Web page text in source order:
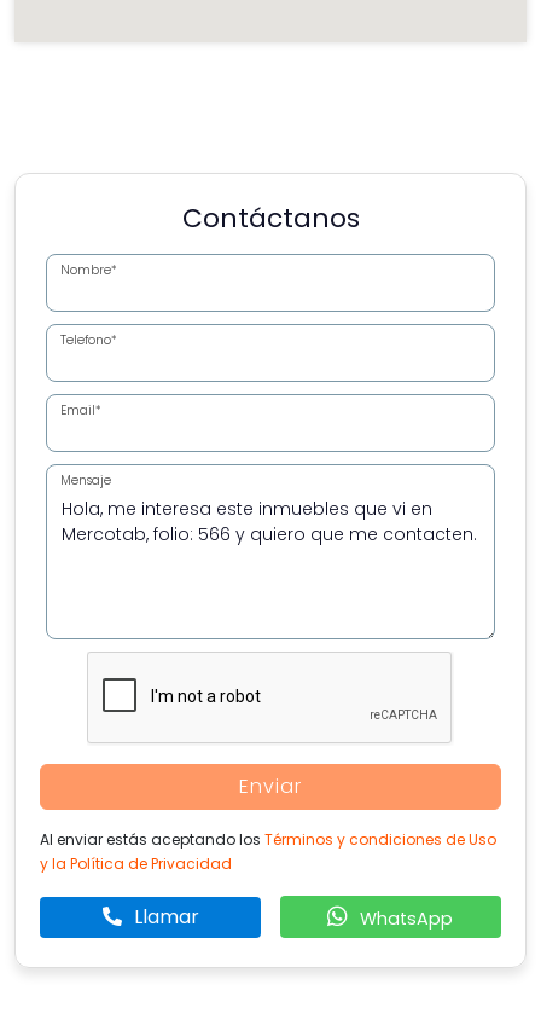
Contáctanos
Nombre*
Telefono*
Email*
Mensaje
Enviar
Al enviar estás aceptando los Términos y condiciones de Uso
y la Política de Privacidad
Llamar WhatsApp